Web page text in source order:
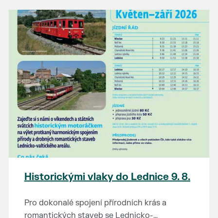
Prodejce prosíme tradičně o příchod 30
minut před začátkem, aby si vše na
prodejních místech stihli přichystat. Pokud
plánujete přijít a chcete rezervovat prodejní
místo, potvrďte prosím účast přes email
petr.vlasak@breclav.eu nebo zde v události,
ať víme, s kolika lidmi máme počítat. Počet
prodejních míst je omezen.
Těšíme se jako vždy!
Historickými vlaky do Lednice 9. 8.
Pro dokonalé spojení přírodních krás a
romantických staveb se Lednicko-